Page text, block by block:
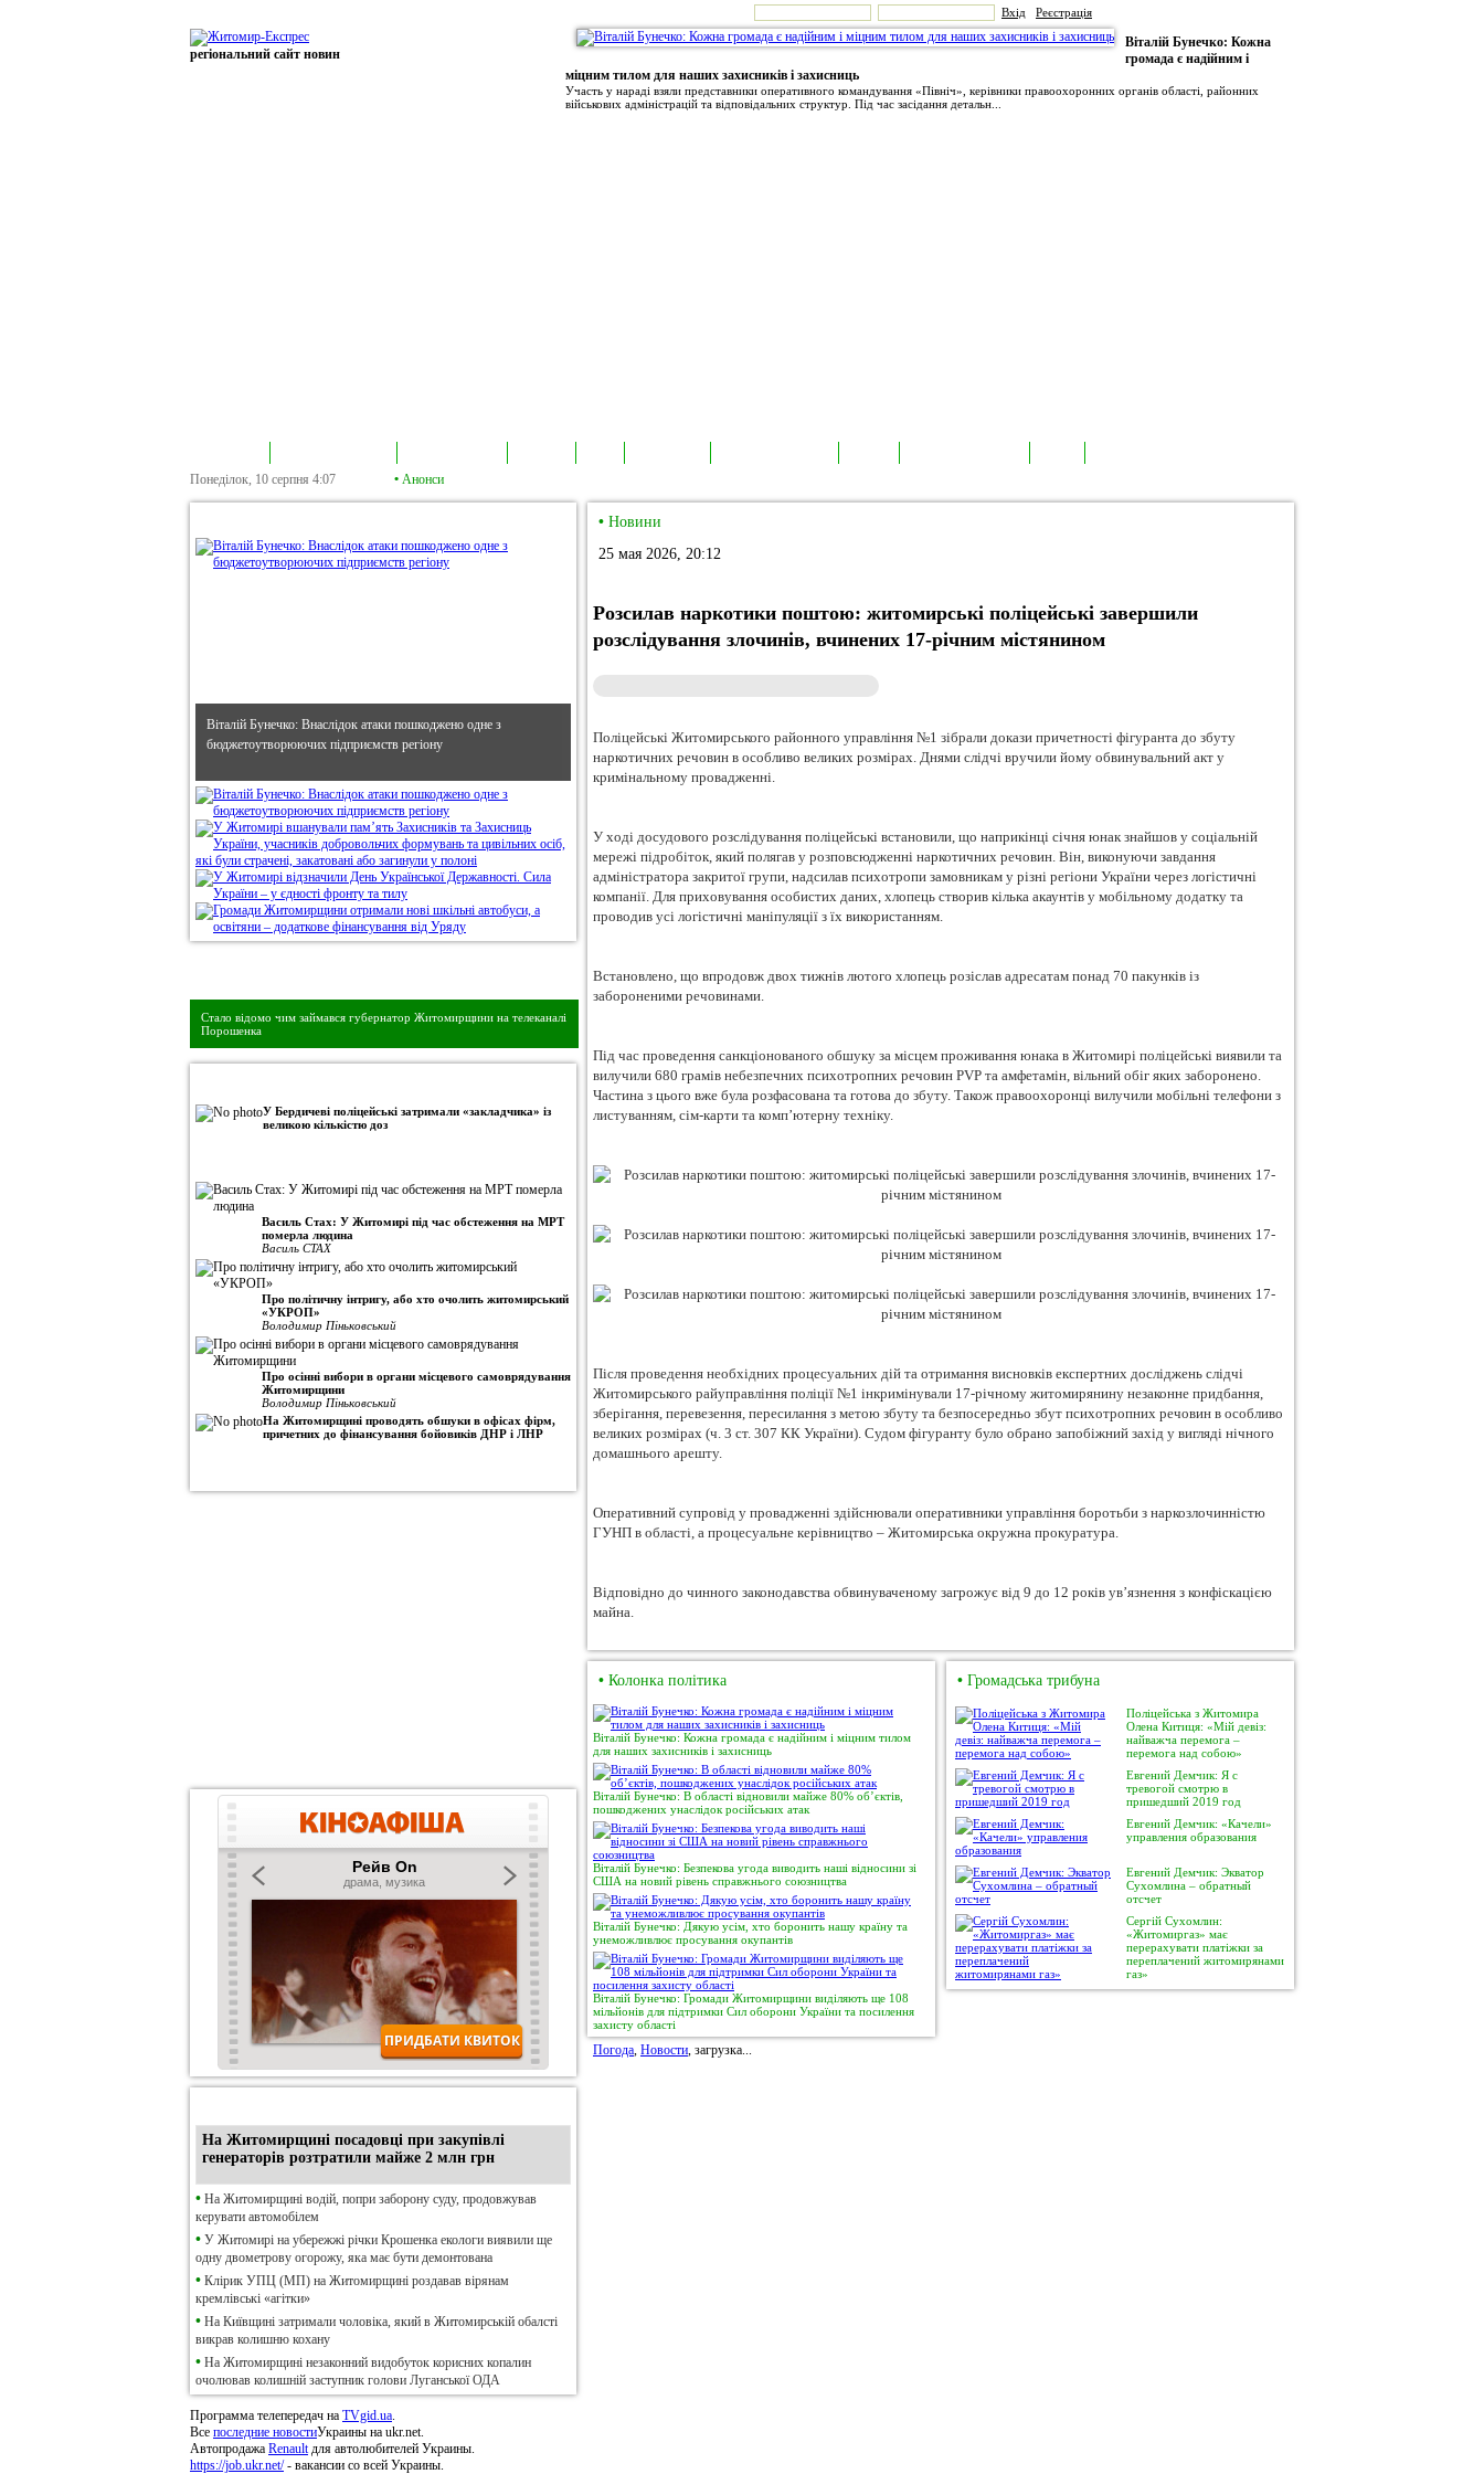
Вхід Реєстрація
регіональний сайт новин
Віталій Бунечко: Кожна
громада є надійним і
міцним тилом для наших захисників і захисниць
Участь у нараді взяли представники оперативного командування «Північ», керівники правоохоронних органів області, районних
військових адміністрацій та відповідальних структур. Під час засідання детальн...
Понеділок, 10 серпня 4:07 • Анонси
Віталій Бунечко: Внаслідок атаки пошкоджено одне з
бюджетоутворюючих підприємств регіону
Стало відомо чим займався губернатор Житомирщини на телеканалі
Порошенка
У Бердичеві поліцейські затримали «закладчика» із
великою кількістю доз
Василь Стах: У Житомирі під час обстеження на МРТ
померла людина
Василь СТАХ
Про політичну інтригу, або хто очолить житомирський
«УКРОП»
Володимир Піньковський
Про осінні вибори в органи місцевого самоврядування
Житомирщини
Володимир Піньковський
На Житомирщині проводять обшуки в офісах фірм,
причетних до фінансування бойовиків ДНР і ЛНР
На Житомирщині посадовці при закупівлі
генераторів розтратили майже 2 млн грн
• На Житомирщині водій, попри заборону суду, продовжував
керувати автомобілем
• У Житомирі на убережжі річки Крошенка екологи виявили ще
одну двометрову огорожу, яка має бути демонтована
• Клірик УПЦ (МП) на Житомирщині роздавав вірянам
кремлівські «агітки»
• На Київщині затримали чоловіка, який в Житомирській обалсті
викрав колишню кохану
• На Житомирщині незаконний видобуток корисних копалин
очолював колишній заступник голови Луганської ОДА
Программа телепередач на TVgid.ua.
Все последние новостиУкраины на ukr.net.
Автопродажа Renaultдля автолюбителей Украины.
https://job.ukr.net/- вакансии со всей Украины.
• Новини
25 мая 2026, 20:12
Розсилав наркотики поштою: житомирські поліцейські завершили
розслідування злочинів, вчинених 17-річним містянином
Поліцейські Житомирського районного управління №1 зібрали докази причетності фігуранта до збуту
наркотичних речовин в особливо великих розмірах. Днями слідчі вручили йому обвинувальний акт у
кримінальному провадженні.
У ході досудового розслідування поліцейські встановили, що наприкінці січня юнак знайшов у соціальній
мережі підробіток, який полягав у розповсюдженні наркотичних речовин. Він, виконуючи завдання
адміністратора закритої групи, надсилав психотропи замовникам у різні регіони України через логістичні
компанії. Для приховування особистих даних, хлопець створив кілька акаунтів у мобільному додатку та
проводив усі логістичні маніпуляції з їх використанням.
Встановлено, що впродовж двох тижнів лютого хлопець розіслав адресатам понад 70 пакунків із
забороненими речовинами.
Під час проведення санкціонованого обшуку за місцем проживання юнака в Житомирі поліцейські виявили та
вилучили 680 грамів небезпечних психотропних речовин PVP та амфетамін, вільний обіг яких заборонено.
Частина з цього вже була розфасована та готова до збуту. Також правоохоронці вилучили мобільні телефони з
листуванням, сім-карти та комп’ютерну техніку.
Після проведення необхідних процесуальних дій та отримання висновків експертних досліджень слідчі
Житомирського райуправління поліції №1 інкримінували 17-річному житомирянину незаконне придбання,
зберігання, перевезення, пересилання з метою збуту та безпосередньо збут психотропних речовин в особливо
великих розмірах (ч. 3 ст. 307 КК України). Судом фігуранту було обрано запобіжний захід у вигляді нічного
домашнього арешту.
Оперативний супровід у провадженні здійснювали оперативники управління боротьби з наркозлочинністю
ГУНП в області, а процесуальне керівництво – Житомирська окружна прокуратура.
Відповідно до чинного законодавства обвинуваченому загрожує від 9 до 12 років ув’язнення з конфіскацією
майна.
• Колонка політика
Віталій Бунечко: Кожна громада є надійним і міцним тилом
для наших захисників і захисниць
Віталій Бунечко: В області відновили майже 80% об’єктів,
пошкоджених унаслідок російських атак
Віталій Бунечко: Безпекова угода виводить наші відносини зі
США на новий рівень справжнього союзництва
Віталій Бунечко: Дякую усім, хто боронить нашу країну та
унеможливлює просування окупантів
Віталій Бунечко: Громади Житомирщини виділяють ще 108
мільйонів для підтримки Сил оборони України та посилення
захисту області
• Громадська трибуна
Поліцейська з Житомира
Олена Китиця: «Мій девіз:
найважча перемога –
перемога над собою»
Евгений Демчик: Я с
тревогой смотрю в
пришедший 2019 год
Евгений Демчик: «Качели»
управления образования
Евгений Демчик: Экватор
Сухомлина – обратный
отсчет
Сергій Сухомлин:
«Житомиргаз» має
перерахувати платіжки за
переплачений житомирянами
газ»
Погода, Новости, загрузка...